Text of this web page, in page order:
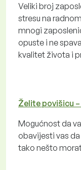
Veliki broj
stresu na
mnogi
opuste i ne
kvalitet života i
Želite povišicu
Mogućnost da
obavijesti vas
tako nešto